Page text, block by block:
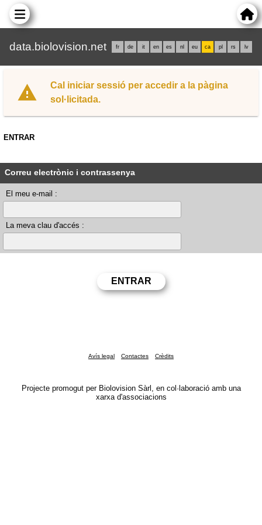
data.biolovision.net fr de it en es nl eu ca pl rs lv
Cal iniciar sessió per accedir a la pàgina
sol·licitada.
ENTRAR
Correu electrònic i contrassenya
El meu e-mail :
La meva clau d'accés :
Avís legal Contactes Crèdits
Projecte promogut per Biolovision Sàrl, en col·laboració amb una
xarxa d'associacions